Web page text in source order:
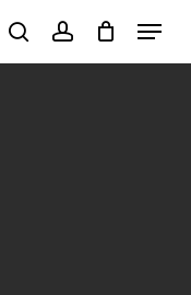
search
Menu